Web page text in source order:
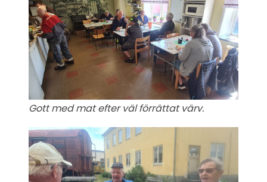
Gott med mat efter väl förrättat värv.